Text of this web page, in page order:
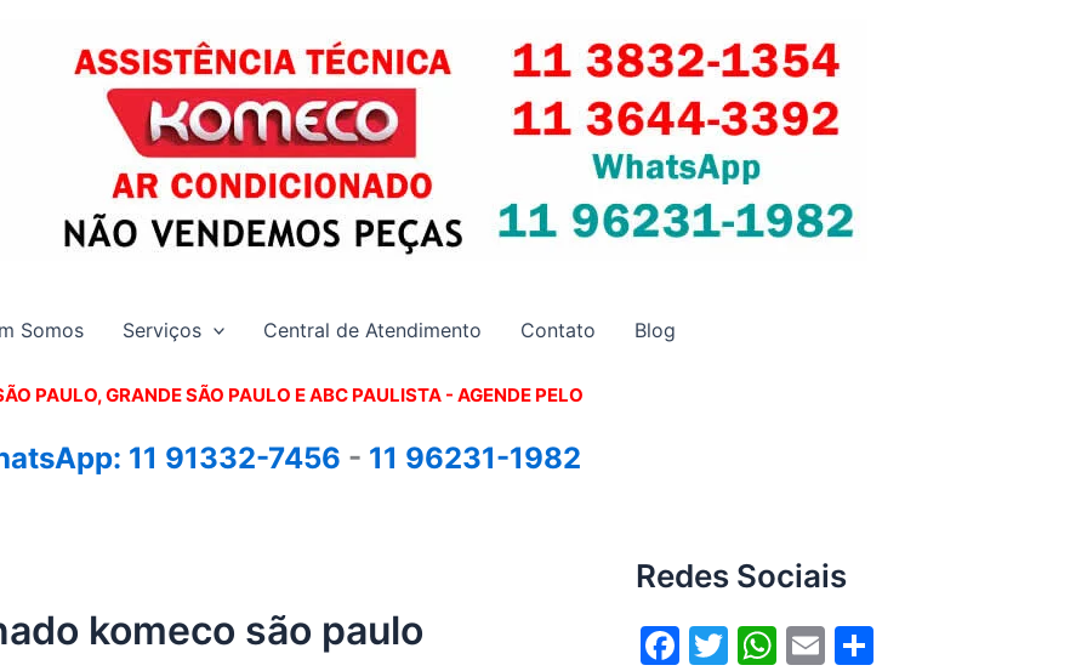
Somos Serviços Central de Atendimento Contato Blog
PAULO, GRANDE SÃO PAULO E ABC PAULISTA - AGENDE PELO
11 91332-7456 - 11 96231-1982
komeco são paulo
Redes Sociais
F
T
W E